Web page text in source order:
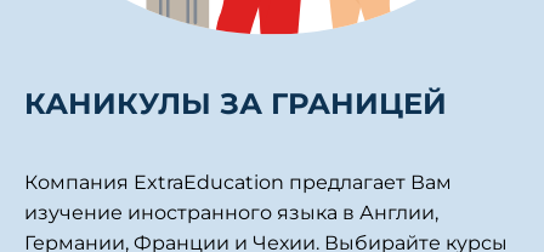
КАНИКУЛЫ ЗА ГРАНИЦЕЙ
Компания ExtraEducation предлагает Вам
изучение иностранного языка в Англии,
Германии, Франции и Чехии. Выбирайте курсы